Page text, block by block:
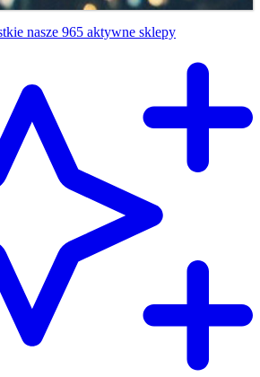
nasze 965 aktywne sklepy